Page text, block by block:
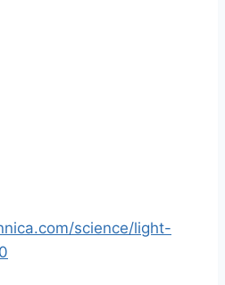
science/light-